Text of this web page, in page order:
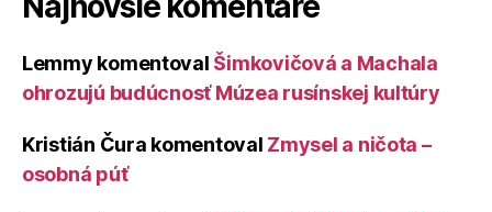
Lemmy komentoval Šimkovičová a Machala
ohrozujú budúcnosť Múzea rusínskej kultúry
Kristián Čura komentoval Zmysel a ničota –
osobná púť